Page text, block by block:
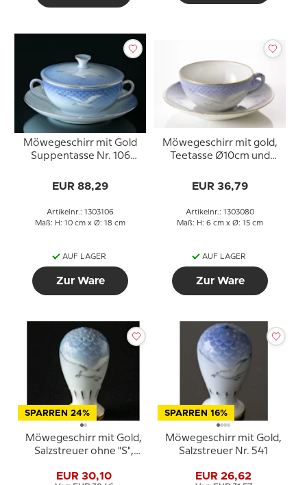
Möwegeschirr mit Gold
Suppentasse Nr. 106
EUR 88,29
Artikelnr.: 1303106
Maß: H: 10 cm x Ø: 18 cm
AUF LAGER
Zur Ware
Möwegeschirr mit gold,
Teetasse Ø10cm und
080, Inhalt 15 cl,
EUR 36,79
Artikelnr.: 1303080
Maß: H: 6 cm x Ø: 15 cm
AUF LAGER
Zur Ware
SPARREN 24%
Möwegeschirr mit Gold,
Salzstreuer ohne "S",
Copenhagen
EUR 30,10
SPARREN 16%
Möwegeschirr mit Gold,
Salzstreuer Nr. 541
EUR 26,62